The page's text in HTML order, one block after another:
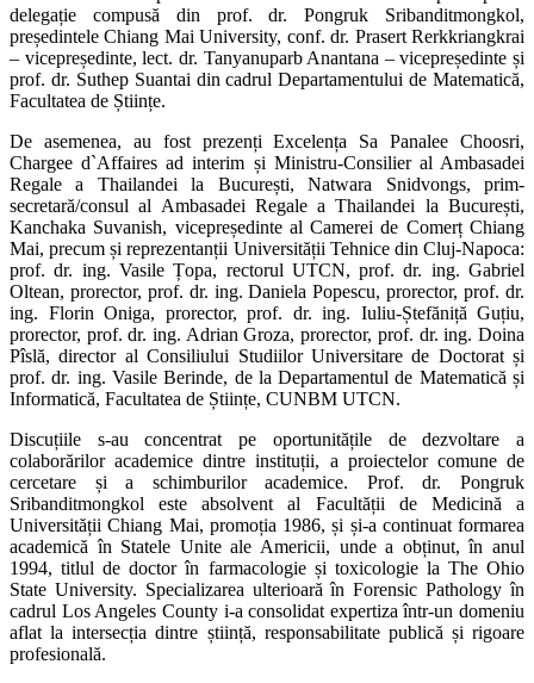
delegație compusă din prof. dr. Pongruk Sribanditmongkol,
președintele Chiang Mai University, conf. dr. Prasert Rerkkriangkrai
– vicepreședinte, lect. dr. Tanyanuparb Anantana – vicepreședinte și
prof. dr. Suthep Suantai din cadrul Departamentului de Matematică,
Facultatea de Științe.
De asemenea, au fost prezenți Excelența Sa Panalee Choosri,
Chargee d`Affaires ad interim și Ministru-Consilier al Ambasadei
Regale a Thailandei la București, Natwara Snidvongs, prim-
secretară/consul al Ambasadei Regale a Thailandei la București,
Kanchaka Suvanish, vicepreședinte al Camerei de Comerț Chiang
Mai, precum și reprezentanții Universității Tehnice din Cluj-Napoca:
prof. dr. ing. Vasile Țopa, rectorul UTCN, prof. dr. ing. Gabriel
Oltean, prorector, prof. dr. ing. Daniela Popescu, prorector, prof. dr.
ing. Florin Oniga, prorector, prof. dr. ing. Iuliu-Ștefăniță Guțiu,
prorector, prof. dr. ing. Adrian Groza, prorector, prof. dr. ing. Doina
Pîslă, director al Consiliului Studiilor Universitare de Doctorat și
prof. dr. ing. Vasile Berinde, de la Departamentul de Matematică și
Informatică, Facultatea de Științe, CUNBM UTCN.
Discuțiile s-au concentrat pe oportunitățile de dezvoltare a
colaborărilor academice dintre instituții, a proiectelor comune de
cercetare și a schimburilor academice. Prof. dr. Pongruk
Sribanditmongkol este absolvent al Facultății de Medicină a
Universității Chiang Mai, promoția 1986, și și-a continuat formarea
academică în Statele Unite ale Americii, unde a obținut, în anul
1994, titlul de doctor în farmacologie și toxicologie la The Ohio
State University. Specializarea ulterioară în Forensic Pathology în
cadrul Los Angeles County i-a consolidat expertiza într-un domeniu
aflat la intersecția dintre știință, responsabilitate publică și rigoare
profesională.